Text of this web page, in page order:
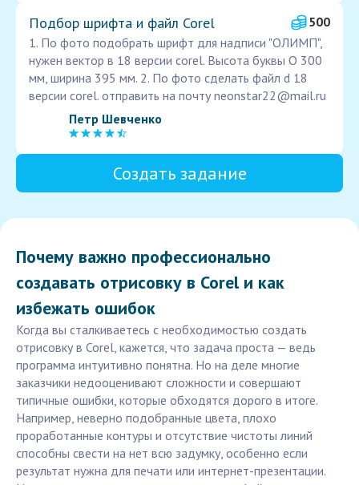
Подбор шрифта и файл Corel
500
1. По фото подобрать шрифт для надписи "ОЛИМП",
нужен вектор в 18 версии corel. Высота буквы О 300
мм, ширина 395 мм. 2. По фото сделать файл d 18
версии corel. отправить на почту neonstar22@mail.ru
Петр Шевченко
Создать задание
Почему важно профессионально
создавать отрисовку в Corel и как
избежать ошибок
Когда вы сталкиваетесь с необходимостью создать
отрисовку в Corel, кажется, что задача проста — ведь
программа интуитивно понятна. Но на деле многие
заказчики недооценивают сложности и совершают
типичные ошибки, которые обходятся дорого в итоге.
Например, неверно подобранные цвета, плохо
проработанные контуры и отсутствие чистоты линий
способны свести на нет всю задумку, особенно если
результат нужна для печати или интернет-презентации.